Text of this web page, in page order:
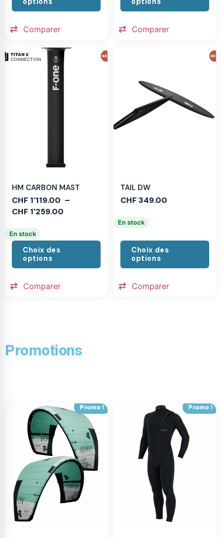
Comparer Comparer
HM CARBON MAST
CHF 1'119.00 –
CHF 1'259.00
En stock
Choix des
options
Comparer
TAIL DW
CHF349.00
En stock
Choix des
options
Comparer
Promotions
Promo ! Promo !